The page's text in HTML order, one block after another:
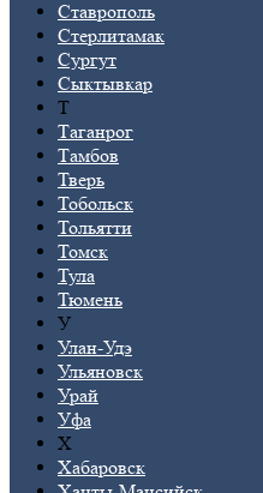
Ставрополь
Стерлитамак
Сургут
Сыктывкар
Т
Таганрог
Тамбов
Тверь
Тобольск
Тольятти
Томск
Тула
Тюмень
У
Улан-Удэ
Ульяновск
Урай
Уфа
Х
Хабаровск